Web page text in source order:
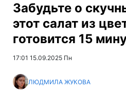
Забудьте о
этот салат из
готовится 15
17:01 15.09.2025 Пн
ЛЮДМИЛА ЖУКОВА